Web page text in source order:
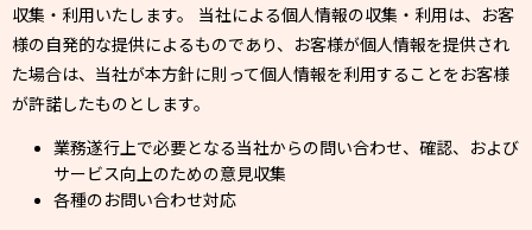
収集・利用いたします。 当社による個人情報の収集・利用は、お客
様の自発的な提供によるものであり、お客様が個人情報を提供され
た場合は、当社が本方針に則って個人情報を利用することをお客様
が許諾したものとします。
業務遂行上で必要となる当社からの問い合わせ、確認、および
サービス向上のための意見収集
各種のお問い合わせ対応